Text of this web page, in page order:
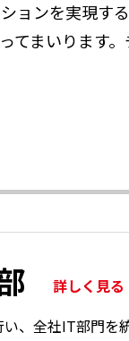
ンを実現す
まいります
、全社IT部門